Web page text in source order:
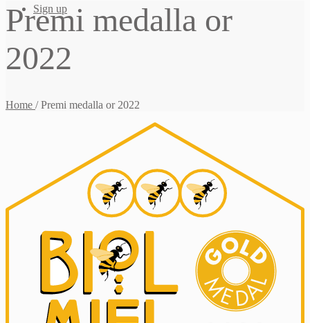
Sign up
Premi medalla or
2022
Home / Premi medalla or 2022